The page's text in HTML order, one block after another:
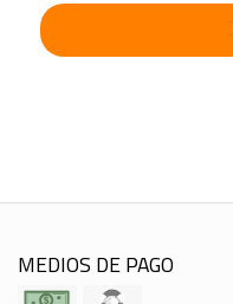
MEDIOS DE PAGO